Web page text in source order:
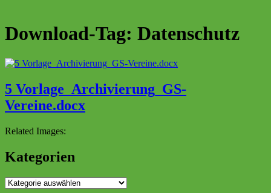
Download-Tag: Datenschutz
5 Vorlage_Archivierung_GS-
Vereine.docx
Related Images:
Kategorien
Kategorien